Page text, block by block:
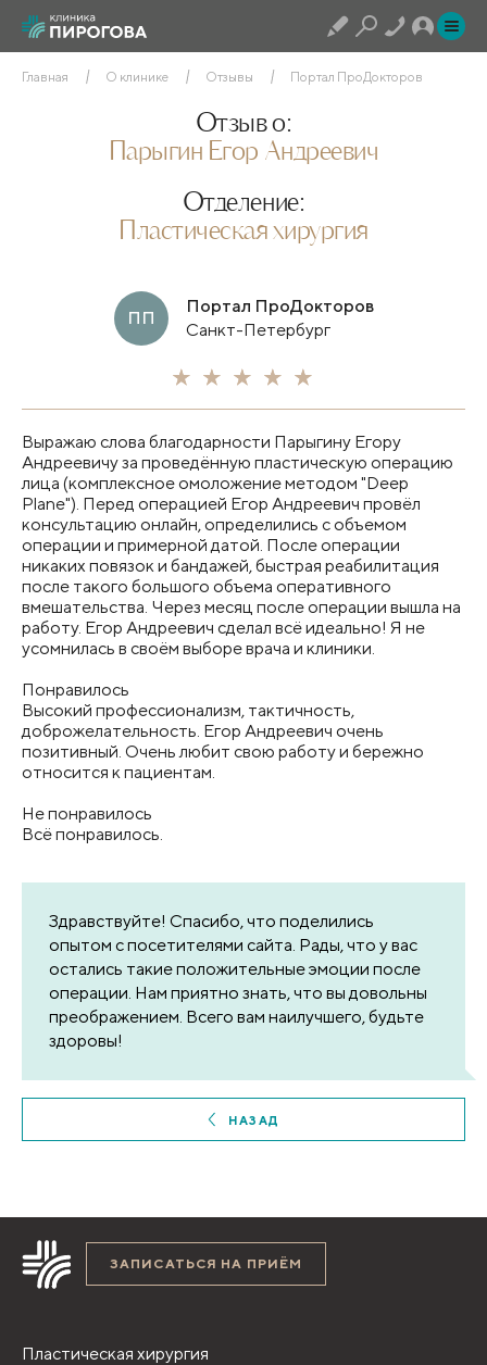
Главная О клинике Отзывы Портал ПроДокторов
Отзыв о:
Парыгин Егор Андреевич
Отделение:
Пластическая хирургия
ПП
Портал ПроДокторов
Санкт-Петербург
Выражаю слова благодарности Парыгину Егору
Андреевичу за проведённую пластическую операцию
лица (комплексное омоложение методом "Deep
Plane"). Перед операцией Егор Андреевич провёл
консультацию онлайн, определились с объемом
операции и примерной датой. После операции
никаких повязок и бандажей, быстрая реабилитация
после такого большого объема оперативного
вмешательства. Через месяц после операции вышла на
работу. Егор Андреевич сделал всё идеально! Я не
усомнилась в своём выборе врача и клиники.
Понравилось
Высокий профессионализм, тактичность,
доброжелательность. Егор Андреевич очень
позитивный. Очень любит свою работу и бережно
относится к пациентам.
Не понравилось
Всё понравилось.
Здравствуйте! Спасибо, что поделились
опытом с посетителями сайта. Рады, что у вас
остались такие положительные эмоции после
операции. Нам приятно знать, что вы довольны
преображением. Всего вам наилучшего, будьте
здоровы!
НАЗАД
ЗАПИСАТЬСЯ НА ПРИЁМ
Пластическая хирургия